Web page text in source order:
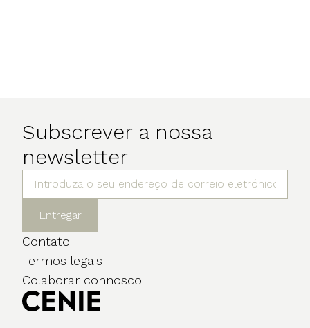
Subscrever a nossa
newsletter
Entregar
Contato
Termos legais
Colaborar connosco